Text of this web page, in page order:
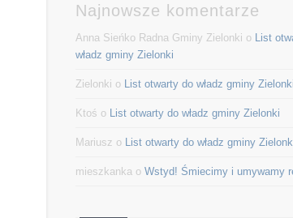
Najnowsze komentarze
Anna Sieńko Radna Gminy Zielonki o List
władz gminy Zielonki
Zielonki o List otwarty do władz gminy Zielonki
Ktoś o List otwarty do władz gminy Zielonki
Mariusz o List otwarty do władz gminy
mieszkanka oWstyd! Śmiecimy i umywamy